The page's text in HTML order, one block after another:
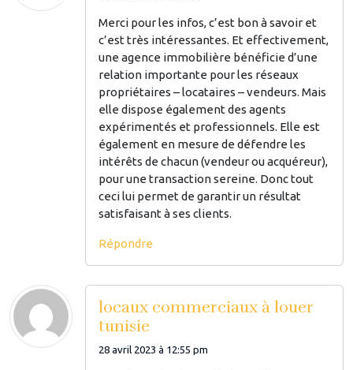
Merci pour les infos, c’est bon à savoir et
c’est très intéressantes. Et effectivement,
une agence immobilière bénéficie d’une
relation importante pour les réseaux
propriétaires – locataires – vendeurs. Mais
elle dispose également des agents
expérimentés et professionnels. Elle est
également en mesure de défendre les
intérêts de chacun (vendeur ou acquéreur),
pour une transaction sereine. Donc tout
ceci lui permet de garantir un résultat
satisfaisant à ses clients.
Répondre
locaux commerciaux à louer
tunisie
28 avril 2023 à 12:55 pm